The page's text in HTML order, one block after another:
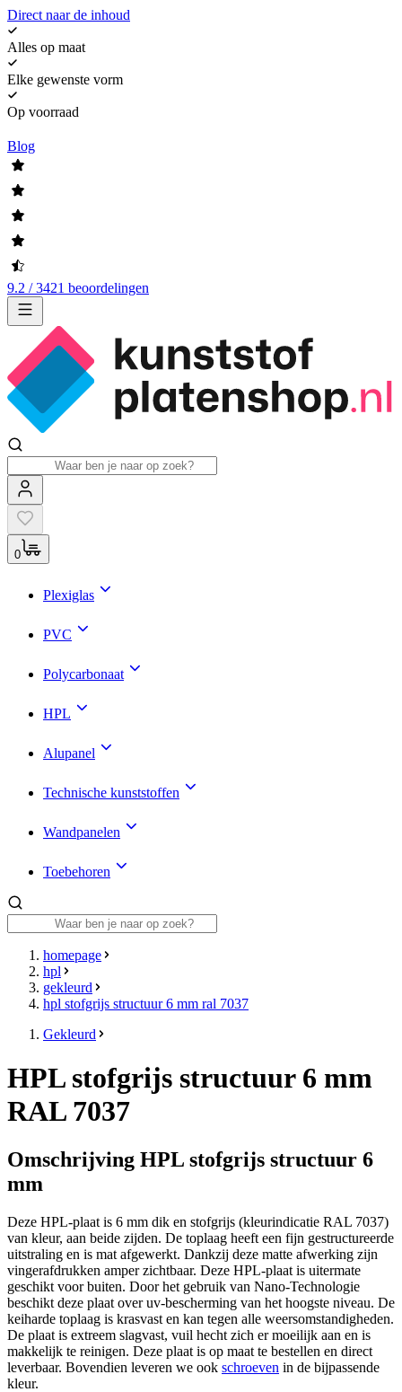
Direct naar de inhoud
Alles op maat
Elke gewenste vorm
Op voorraad
Blog
9.2 / 3421 beoordelingen
0
Plexiglas
PVC
Polycarbonaat
HPL
Alupanel
Technische kunststoffen
Wandpanelen
Toebehoren
homepage
hpl
gekleurd
hpl stofgrijs structuur 6 mm ral 7037
Gekleurd
HPL stofgrijs structuur 6 mm
RAL 7037
Omschrijving HPL stofgrijs structuur 6
mm
Deze HPL-plaat is 6 mm dik en stofgrijs (kleurindicatie RAL 7037)
van kleur, aan beide zijden. De toplaag heeft een fijn gestructureerde
uitstraling en is mat afgewerkt. Dankzij deze matte afwerking zijn
vingerafdrukken amper zichtbaar. Deze HPL-plaat is uitermate
geschikt voor buiten. Door het gebruik van Nano-Technologie
beschikt deze plaat over uv-bescherming van het hoogste niveau. De
keiharde toplaag is krasvast en kan tegen alle weersomstandigheden.
De plaat is extreem slagvast, vuil hecht zich er moeilijk aan en is
makkelijk te reinigen. Deze plaat is op maat te bestellen en direct
leverbaar. Bovendien leveren we ook schroeven in de bijpassende
kleur.